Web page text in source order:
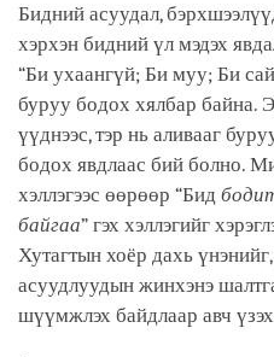
Бидний асуудал,
хэрхэн бидний үл мэдэх
“Би ухаангүй; Би муу; Би
буруу бодох хялбар байна.
үүднээс, тэр нь аливааг
бодох явдлаас бий болно.
хэллэгээс өөрөөр “Бид
байгаа” гэх хэллэгийг
Хутагтын хоёр дахь
асуудлуудын жинхэнэ
шүүмжлэх байдлаар авч